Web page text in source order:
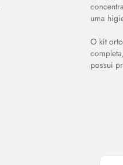
uma
O kit
possui